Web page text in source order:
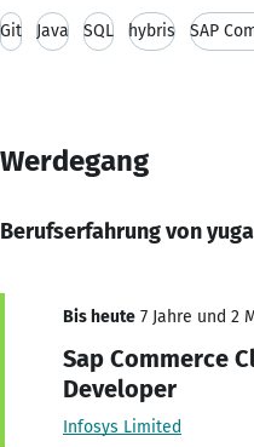
Git Java SQL hybris SAP
Werdegang
Berufserfahrung von
Bis heute 7 Jahre und 2
Sap Commerce
Developer
Infosys Limited